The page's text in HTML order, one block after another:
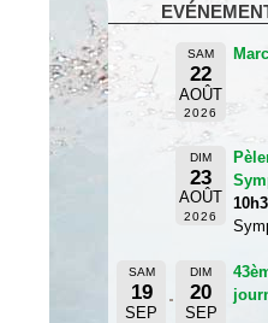
SAM
22
AOÛT
2026
DIM
23
AOÛT
2026
SAM
19
SEP
DIM
20
SEP